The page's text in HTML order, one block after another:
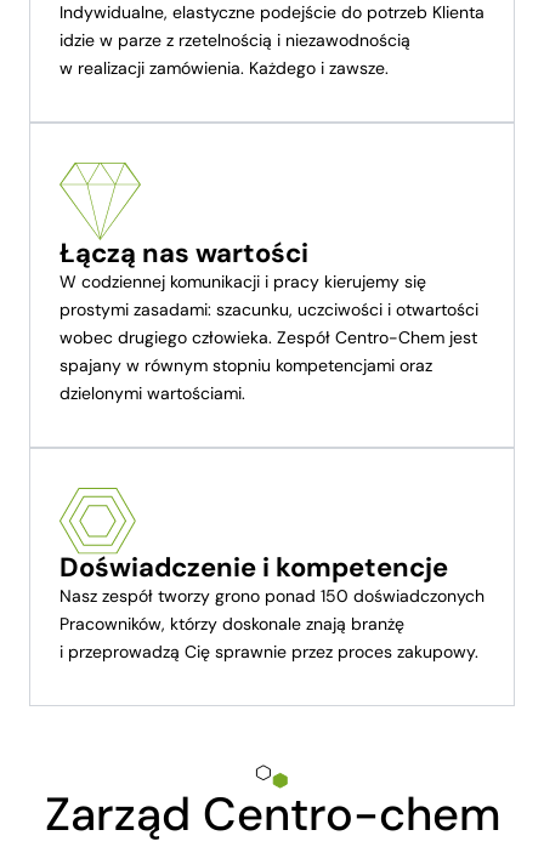
Indywidualne, elastyczne podejście do potrzeb Klienta
idzie w parze z rzetelnością i niezawodnością
w realizacji zamówienia. Każdego i zawsze.
Łączą nas wartości
W codziennej komunikacji i pracy kierujemy się
prostymi zasadami: szacunku, uczciwości i otwartości
wobec drugiego człowieka. Zespół Centro-Chem jest
spajany w równym stopniu kompetencjami oraz
dzielonymi wartościami.
Doświadczenie i kompetencje
Nasz zespół tworzy grono ponad 150 doświadczonych
Pracowników, którzy doskonale znają branżę
i przeprowadzą Cię sprawnie przez proces zakupowy.
Zarząd Centro-chem